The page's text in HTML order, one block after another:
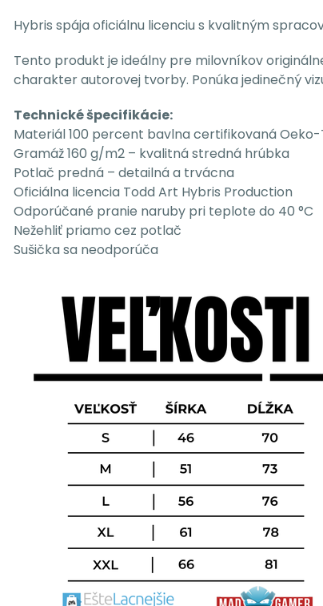
Hybris spája oficiálnu licenciu s kvalitným
Tento produkt je ideálny pre milovníkov
charakter autorovej tvorby. Ponúka jedinečný
Technické špecifikácie:
Materiál 100 percent bavlna certifikovaná Oeko-
Gramáž 160 g/m2 – kvalitná stredná hrúbka
Potlač predná – detailná a trvácna
Oficiálna licencia Todd Art Hybris Production
Odporúčané pranie naruby pri teplote do 40 °C
Nežehliť priamo cez potlač
Sušička sa neodporúča